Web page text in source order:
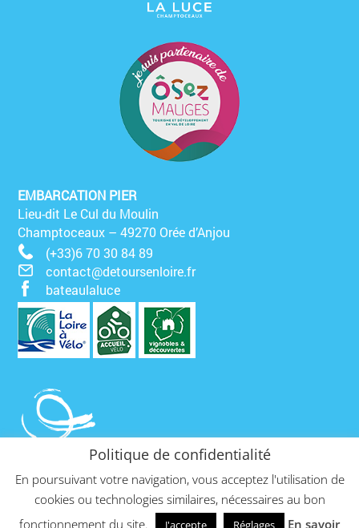
EMBARCATION PIER
Lieu-dit Le Cul du Moulin
Champtoceaux – 49270 Orée d’Anjou
(+33)6 70 30 84 89
contact@detoursenloire.fr
bateaulaluce
Politique de confidentialité
En poursuivant votre navigation, vous acceptez l'utilisation de
cookies ou technologies similaires, nécessaires au bon
fonctionnement du site.
J'accepte Réglages En savoir